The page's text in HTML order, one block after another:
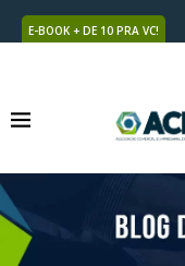
E-BOOK + DE 10 PRA VC!